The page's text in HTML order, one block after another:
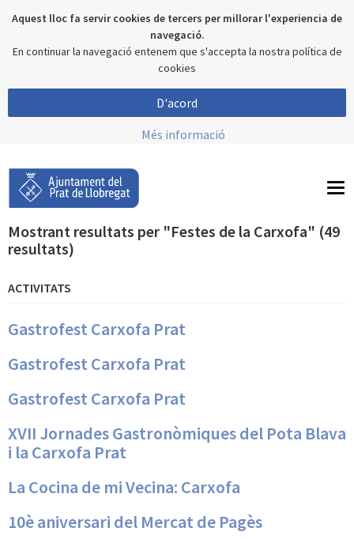
Aquest lloc fa servir cookies de tercers per millorar l'experiencia de
navegació.
En continuar la navegació entenem que s'accepta la nostra política de
cookies
D'acord
Més informació
Mostrant resultats per "Festes de la Carxofa" (49
resultats)
ACTIVITATS
Gastrofest Carxofa Prat
Gastrofest Carxofa Prat
Gastrofest Carxofa Prat
XVII Jornades Gastronòmiques del Pota Blava
i la Carxofa Prat
La Cocina de mi Vecina: Carxofa
10è aniversari del Mercat de Pagès